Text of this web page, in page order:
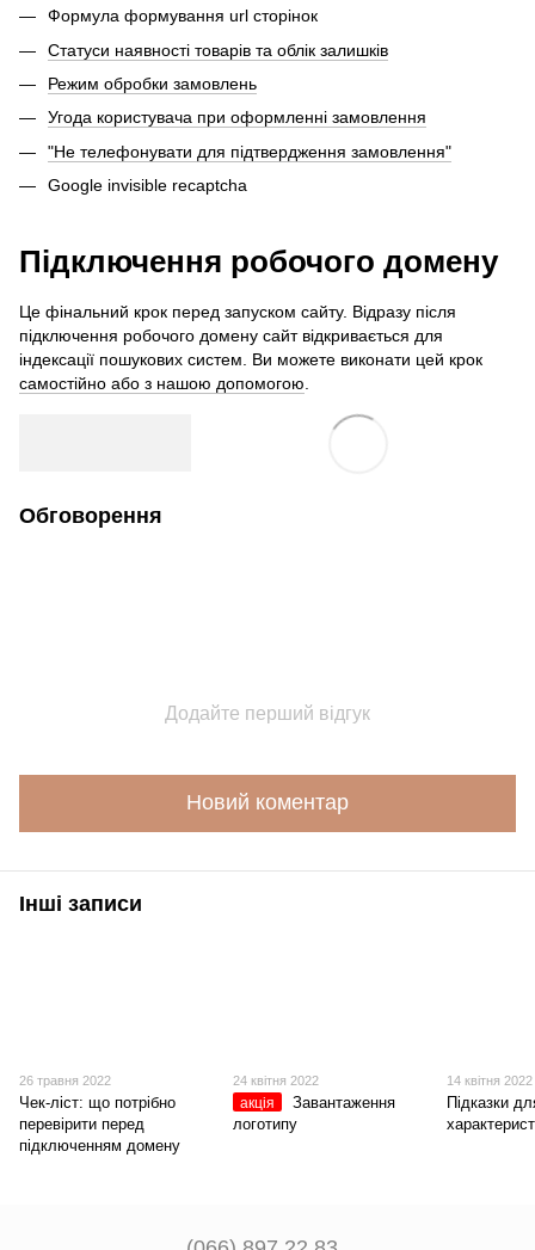
Формула формування url сторінок
Статуси наявності товарів та облік залишків
Режим обробки замовлень
Угода користувача при оформленні замовлення
"Не телефонувати для підтвердження замовлення"
Google invisible recaptcha
Підключення робочого домену
Це фінальний крок перед запуском сайту. Відразу після
підключення робочого домену сайт відкривається для
індексації пошукових систем. Ви можете виконати цей крок
самостійно або з нашою допомогою
Обговорення
Додайте перший відгук
Новий коментар
Інші записи
26 травня 2022
Чек-ліст: що потрібно
перевірити перед
підключенням домену
24 квітня 2022
акція
Завантаження
логотипу
14 квітня 2022
Підказки